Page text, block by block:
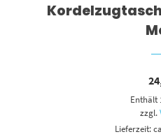
Enthält
zzgl.
Lieferzeit: